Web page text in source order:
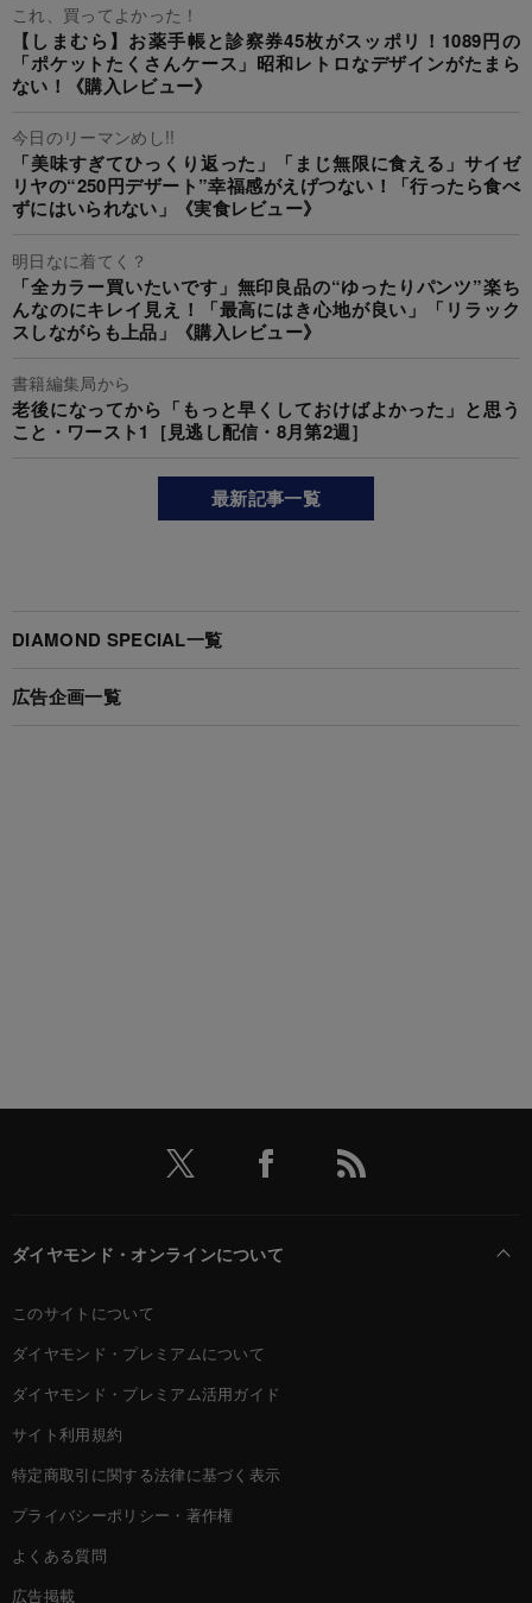
これ、買ってよかった！
【しまむら】お薬手帳と診察券45枚がスッポリ！1089円の
「ポケットたくさんケース」昭和レトロなデザインがたまら
ない！《購入レビュー》
今日のリーマンめし!!
「美味すぎてひっくり返った」「まじ無限に食える」サイゼ
リヤの“250円デザート”幸福感がえげつない！「行ったら食べ
ずにはいられない」《実食レビュー》
明日なに着てく？
「全カラー買いたいです」無印良品の“ゆったりパンツ”楽ち
んなのにキレイ見え！「最高にはき心地が良い」「リラック
スしながらも上品」《購入レビュー》
書籍編集局から
老後になってから「もっと早くしておけばよかった」と思う
こと・ワースト1［見逃し配信・8月第2週］
最新記事一覧
DIAMOND SPECIAL一覧
広告企画一覧
ダイヤモンド・オンラインについて
このサイトについて
ダイヤモンド・プレミアムについて
ダイヤモンド・プレミアム活用ガイド
サイト利用規約
特定商取引に関する法律に基づく表示
プライバシーポリシー・著作権
よくある質問
広告掲載